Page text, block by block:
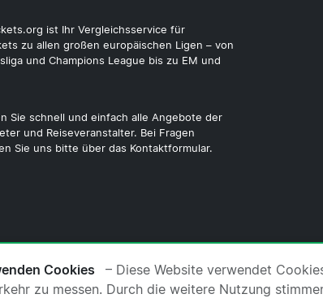
ist Ihr Vergleichsservice für
zu allen großen europäischen Ligen – von
und Champions League bis zu EM und
Sie schnell und einfach alle Angebote der
und Reiseveranstalter. Bei Fragen
Sie uns bitte über das Kontaktformular.
Fussballtickets.org ·Über uns·
Cookies
– Diese Website verwendet
zu messen. Durch die weitere Nutzung